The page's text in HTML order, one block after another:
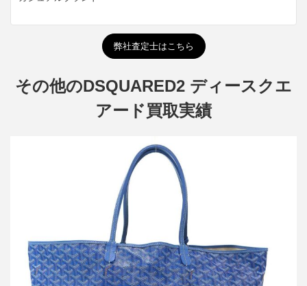
弊社査定士はこちら
その他のDSQUARED2 ディースクエ
アード買取実績
ゴヤール Saint Louis GM サンルイ トートバッグ
買取金額127,000円